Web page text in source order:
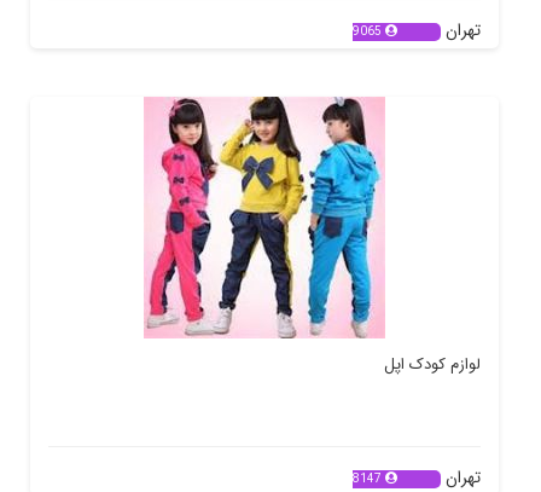
تهران 9065
لوازم کودک اپل
تهران 8147